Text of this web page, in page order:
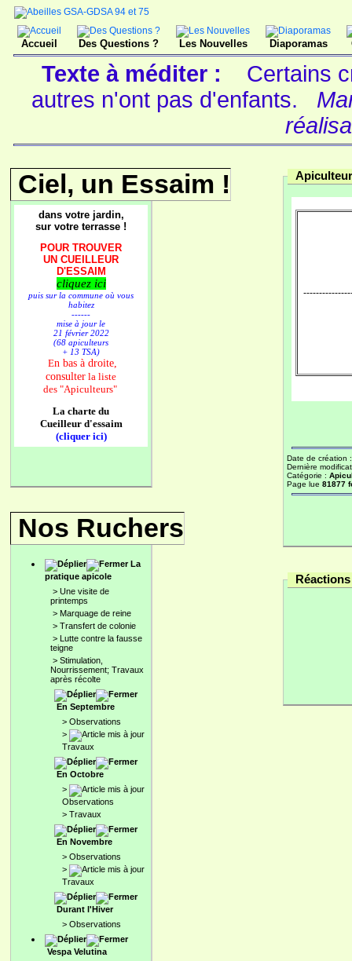
Accueil Des Questions ? Les Nouvelles Diaporamas
Texte à méditer :
Certains
autres n'ont pas d'enfants.
Ciel, un Essaim !
dans votre jardin,
sur votre terrasse !
POUR TROUVER
UN CUEILLEUR
D'ESSAIM
cliquez ici
puis sur la commune où vous
habitez
------
mise à jour le
21 février 2022
(68 apiculteurs
+ 13 TSA)
En bas à droite,
consulter la liste
des "Apiculteurs"
La charte du
Cueilleur d'essaim
(cliquer ici)
Nos Ruchers
La
pratique apicole
> Une visite de
printemps
> Marquage de reine
> Transfert de colonie
> Lutte contre la fausse
teigne
> Stimulation,
Nourrissement; Travaux
après récolte
En Septembre
> Observations
>
Travaux
En Octobre
>
Observations
> Travaux
En Novembre
> Observations
>
Travaux
Durant l'Hiver
> Observations
Vespa Velutina
Date de création
Dernière
Catégorie :
Page lue 81877